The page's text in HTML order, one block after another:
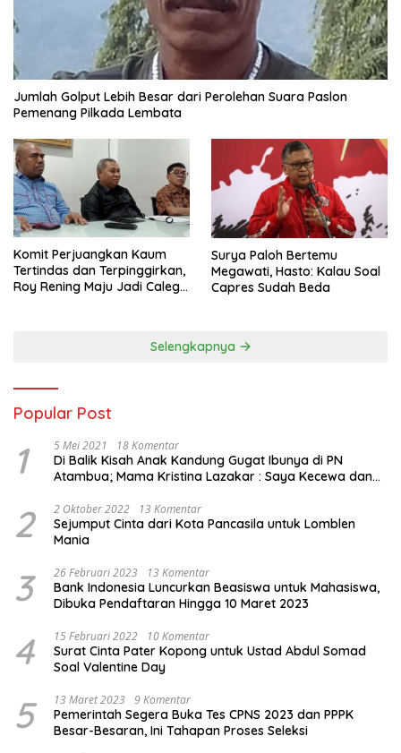
Jumlah Golput Lebih Besar dari Perolehan Suara Paslon
Pemenang Pilkada Lembata
Komit Perjuangkan Kaum
Tertindas dan Terpinggirkan,
Roy Rening Maju Jadi Caleg
Surya Paloh Bertemu
Megawati, Hasto: Kalau Soal
Capres Sudah Beda
Selengkapnya
Popular Post
1 5 Mei 2021 18 Komentar
Di Balik Kisah Anak Kandung Gugat Ibunya di PN
Atambua; Mama Kristina Lazakar : Saya Kecewa dan
2 2 Oktober 2022 13 Komentar
Sejumput Cinta dari Kota Pancasila untuk Lomblen
Mania
3 26 Februari 2023 13 Komentar
Bank Indonesia Luncurkan Beasiswa untuk Mahasiswa,
Dibuka Pendaftaran Hingga 10 Maret 2023
4 15 Februari 2022 10 Komentar
Surat Cinta Pater Kopong untuk Ustad Abdul Somad
Soal Valentine Day
5 13 Maret 2023 9 Komentar
Pemerintah Segera Buka Tes CPNS 2023 dan PPPK
Besar-Besaran, Ini Tahapan Proses Seleksi